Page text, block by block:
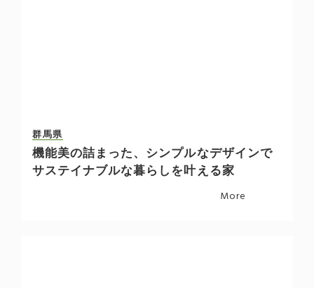
群馬県
機能美の詰まった、シンプルなデザインで
サステイナブルな暮らしを叶える家
More